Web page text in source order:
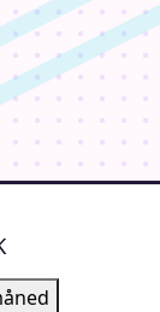
opens their
hold a bunch of